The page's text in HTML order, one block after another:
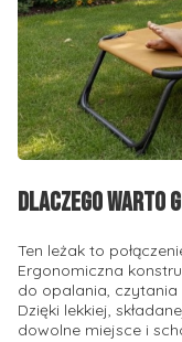
Dlaczego warto
Ten leżak to
Ergonomiczna
do opalania, czytania
Dzięki lekkiej,
dowolne miejsce i